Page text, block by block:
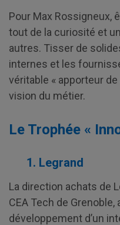
Pour Max Rossigneux,
tout de la curiosité et
autres. Tisser de
internes et les
véritable « apporteur
vision du métier.
Le Trophée «
1. Legrand
La direction achats de
CEA Tech de Grenoble,
développement d’un